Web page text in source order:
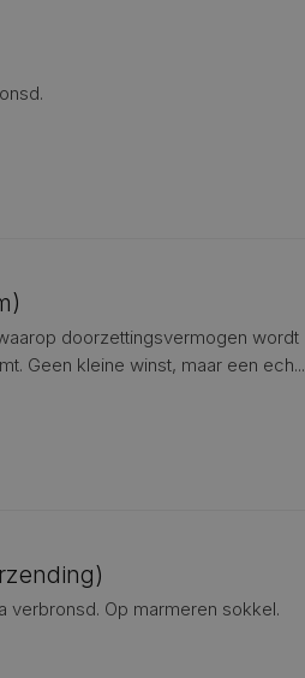
doorzettingsvermogen wordt
Geen kleine winst, maar een ech...
verbronsd. Op marmeren sokkel.